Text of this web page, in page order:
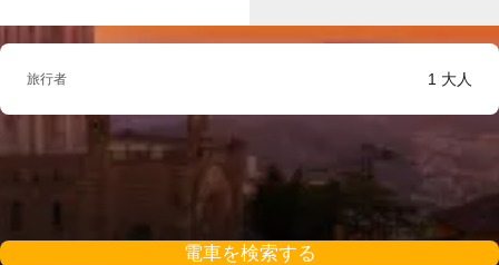
旅行者 1 大人
電車を検索する